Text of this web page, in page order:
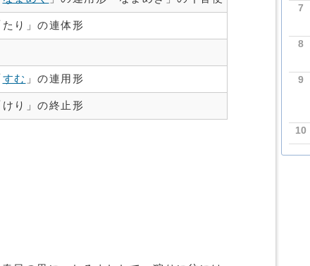
り」の連体形
すむ 」の連用形
り」の終止形
7
8
9
10